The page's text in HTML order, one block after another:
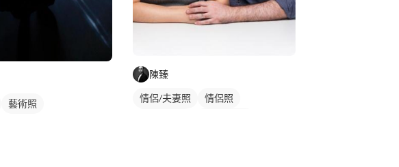
藝術照
陳臻
情侶/夫妻照
情侶照